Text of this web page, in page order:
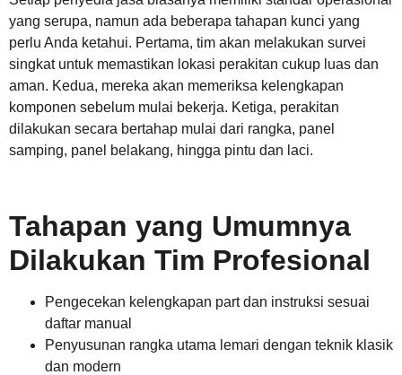
yang serupa, namun ada beberapa tahapan kunci yang
perlu Anda ketahui. Pertama, tim akan melakukan survei
singkat untuk memastikan lokasi perakitan cukup luas dan
aman. Kedua, mereka akan memeriksa kelengkapan
komponen sebelum mulai bekerja. Ketiga, perakitan
dilakukan secara bertahap mulai dari rangka, panel
samping, panel belakang, hingga pintu dan laci.
Tahapan yang Umumnya
Dilakukan Tim Profesional
Pengecekan kelengkapan part dan instruksi sesuai
daftar manual
Penyusunan rangka utama lemari dengan teknik klasik
dan modern